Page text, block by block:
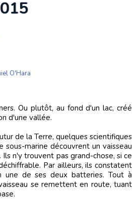
O'Hara
d'une vallée.
de la Terre, quelques scientifiques
sous-marine découvrent un vaisseau
n'y trouvent pas grand-chose, si ce
Par ailleurs, ils constatent
une de ses deux batteries. Tout à
se remettent en route, tuant